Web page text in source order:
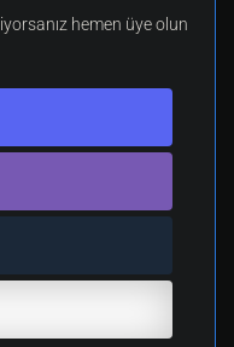
hemen üye olun